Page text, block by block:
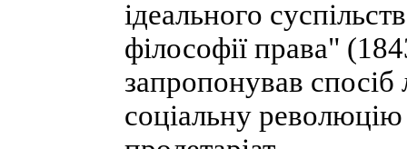
ідеального
філософії права"
запропонував спосіб
соціальну